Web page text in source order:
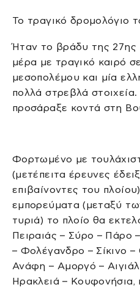
Το τραγικό δρομολόγιο
Ήταν το βράδυ της 27ης
μέρα με τραγικό καιρό
μεσοπολέμου και μία
πολλά στρεβλά
προσάραξε κοντά στη
Φορτωμένο με
(μετέπειτα έρευνες
επιβαίνοντες του
εμπορεύματα (μεταξύ
τυριά) το πλοίο θα
Πειραιάς – Σύρο –
– Φολέγανδρο – Σίκινο
Ανάφη – Αμοργό –
Ηρακλειά – Κουφονήσια,